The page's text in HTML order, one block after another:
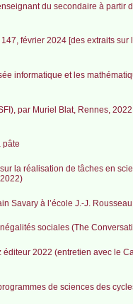
du secondaire à partir
février 2024 [des extraits
informatique et les
par Muriel Blat, Rennes,
pâte
la réalisation de tâches en
Savary à l’école J.-J.
sociales (The
2022 (entretien avec le
de sciences des